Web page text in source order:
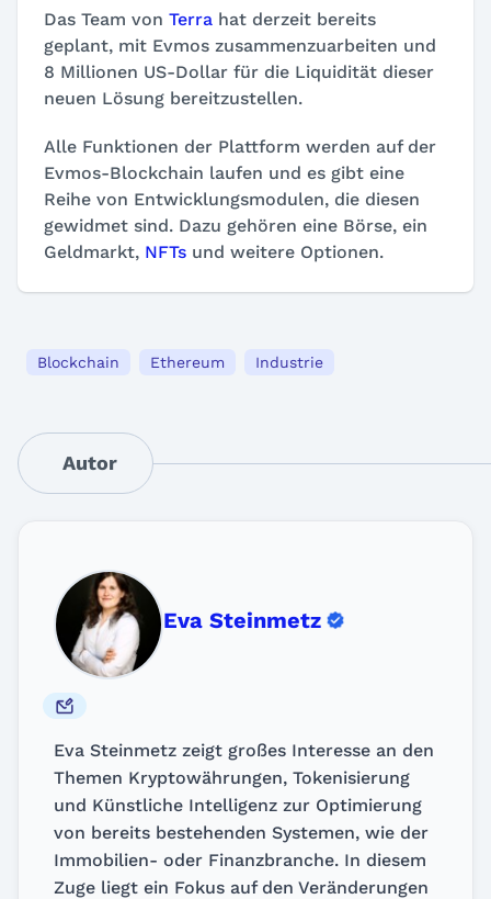
Das Team von Terra hat derzeit bereits
geplant, mit Evmos zusammenzuarbeiten und
8 Millionen US-Dollar für die Liquidität dieser
neuen Lösung bereitzustellen.
Alle Funktionen der Plattform werden auf der
Evmos-Blockchain laufen und es gibt eine
Reihe von Entwicklungsmodulen, die diesen
gewidmet sind. Dazu gehören eine Börse, ein
Geldmarkt, NFTs und weitere Optionen.
Blockchain Ethereum Industrie
Autor
Eva Steinmetz
Eva Steinmetz zeigt großes Interesse an den
Themen Kryptowährungen, Tokenisierung
und Künstliche Intelligenz zur Optimierung
von bereits bestehenden Systemen, wie der
Immobilien- oder Finanzbranche. In diesem
Zuge liegt ein Fokus auf den Veränderungen